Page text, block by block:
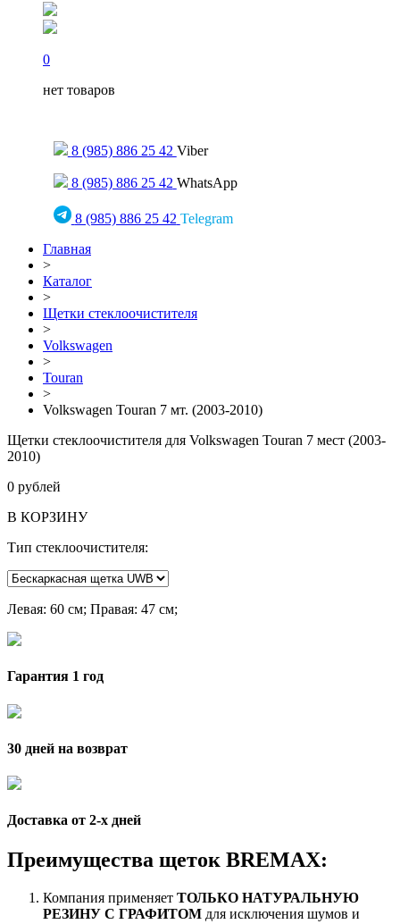
0
нет товаров
8 (985) 886 25 42 Viber
8 (985) 886 25 42 WhatsApp
8 (985) 886 25 42 Telegram
Главная
>
Каталог
>
Щетки стеклоочистителя
>
Volkswagen
>
Touran
>
Volkswagen Touran 7 мт. (2003-2010)
Щетки стеклоочистителя для Volkswagen Touran 7 мест (2003-
2010)
0 рублей
В КОРЗИНУ
Тип стеклоочистителя:
Левая: 60 см; Правая: 47 см;
Гарантия 1 год
30 дней на возврат
Доставка от 2-x дней
Преимущества щеток BREMAX:
Компания применяет ТОЛЬКО НАТУРАЛЬНУЮ
РЕЗИНУ С ГРАФИТОМ для исключения шумов и